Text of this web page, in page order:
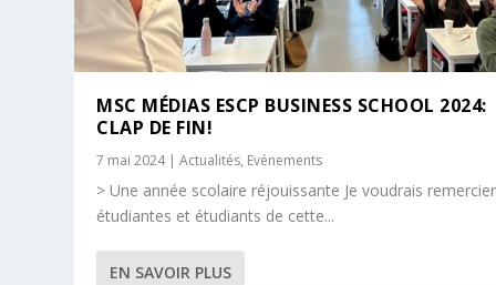
MSC MÉDIAS ESCP BUSINESS SCHOOL 2024:
CLAP DE FIN!
7 mai 2024|Actualités, Evénements
> Une année scolaire réjouissante Je voudrais
étudiantes et étudiants de cette...
EN SAVOIR PLUS